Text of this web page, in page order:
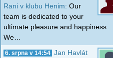
Rani v klubu Henim: Our
team is dedicated to your
ultimate pleasure and happiness.
We…
6. srpna v 14:54 Jan Havlát